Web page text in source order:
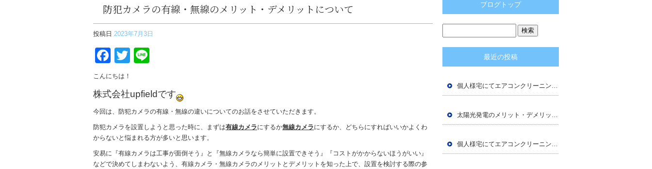
防犯カメラの有線・無線のメリット・デメリットについて
投稿日 2023年7月3日
Facebook
Twitter
こんにちは！
株式会社upfieldです
今回は、防犯カメラの有線・無線の違いについてのお話をさせていただきます。
防犯カメラを設置しようと思った時に、まずは有線カメラにするか無線カメラにするか、どちらにすればいいかよくわ
からないと悩まれる方が多いと思います。
安易に『有線カメラは工事が面倒そう』と『無線カメラなら簡単に設置できそう』『コストがかからないほうがいい』
などで決めてしまわないよう、有線カメラ・無線カメラのメリットとデメリットを知った上で、設置を検討する際の参
ブログトップ
最近の投稿
個人様宅にてエアコンクリーニングをさせていただきました！
太陽光発電のメリット・デメリットとは？
個人様宅にてエアコンクリーニングご依頼いただきました